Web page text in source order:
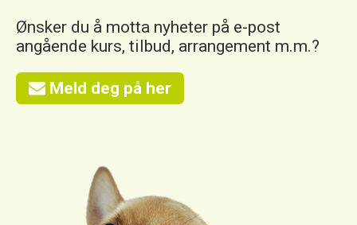
Ønsker du å motta nyheter på e-post
angående kurs, tilbud, arrangement m.m.?
Meld deg på her